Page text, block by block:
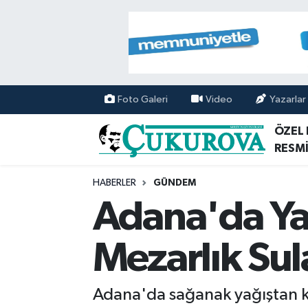
Foto Galeri Video Yazarlar
ÖZEL
HABERLER GÜNDEM
Adana'da
Mezarlık
Adana'da sağanak yağıştan
Mersin Nöbetçi Eczaneler
Mersin Hava Durumu
Mersin Namaz Vakitleri
Mersin Trafik Yoğunluk Haritası
Tüm Manşetler
Son Dakika Haberleri
Haber Arşivi